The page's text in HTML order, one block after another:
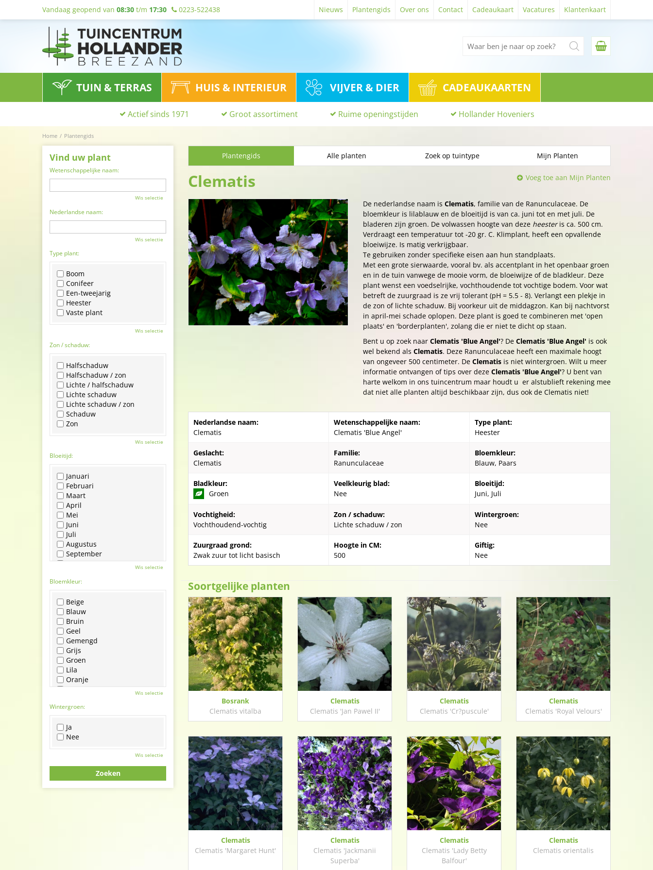
Home Plantengids
Vandaag geopend van 08:30 t/m 17:30 0223-522438 Nieuws Plantengids Over ons Contact Cadeaukaart Vacatures Klantenkaart
TUIN & TERRAS HUIS & INTERIEUR VIJVER & DIER CADEAUKAARTEN
Actief sinds 1971 Groot assortiment Ruime openingstijden Hollander Hoveniers
Plantengids Alle planten Zoek op tuintype Mijn Planten
Clematis Voeg toe aan Mijn Planten
De nederlandse naam is Clematis, familie van de Ranunculaceae. De
bloemkleur is lilablauw en de bloeitijd is van ca. juni tot en met juli. De
bladeren zijn groen. De volwassen hoogte van deze heesteris ca. 500 cm.
Verdraagt een temperatuur tot -20 gr. C. Klimplant, heeft een opvallende
bloeiwijze. Is matig verkrijgbaar.
Te gebruiken zonder specifieke eisen aan hun standplaats.
Met een grote sierwaarde, vooral bv. als accentplant in het openbaar groen
en in de tuin vanwege de mooie vorm, de bloeiwijze of de bladkleur. Deze
plant wenst een voedselrijke, vochthoudende tot vochtige bodem. Voor wat
betreft de zuurgraad is ze vrij tolerant (pH = 5.5 - 8). Verlangt een plekje in
de zon of lichte schaduw. Bij voorkeur uit de middagzon. Kan bij nachtvorst
in april-mei schade oplopen. Deze plant is goed te combineren met 'open
plaats' en 'borderplanten', zolang die er niet te dicht op staan.
Bent u op zoek naar Clematis 'Blue Angel'? De Clematis 'Blue Angel' is ook
wel bekend als Clematis. Deze Ranunculaceae heeft een maximale hoogt
van ongeveer 500 centimeter. De Clematis is niet wintergroen. Wilt u meer
informatie ontvangen of tips over deze Clematis 'Blue Angel'? U bent van
harte welkom in ons tuincentrum maar houdt u er alstublieft rekening mee
dat niet alle planten altijd beschikbaar zijn, dus ook de Clematis niet!
Nederlandse naam:
Clematis
Wetenschappelijke naam:
Clematis 'Blue Angel'
Type plant:
Heester
Geslacht:
Clematis
Familie:
Ranunculaceae
Bloemkleur:
Blauw, Paars
Bladkleur:
Groen
Veelkleurig blad:
Nee
Bloeitijd:
Juni, Juli
Vochtigheid:
Vochthoudend-vochtig
Zon / schaduw:
Lichte schaduw / zon
Wintergroen:
Nee
Zuurgraad grond:
Zwak zuur tot licht basisch
Hoogte in CM:
500
Giftig:
Nee
Soortgelijke planten
Bosrank
Clematis vitalba
Clematis
Clematis 'Jan Pawel II'
Clematis
Clematis 'Cr?puscule'
Clematis
Clematis 'Royal Velours'
Clematis
Clematis 'Margaret Hunt'
Clematis
Clematis 'Jackmanii
Superba'
Clematis
Clematis 'Lady Betty
Balfour'
Clematis
Clematis orientalis
Vind uw plant
Wetenschappelijke naam:
Wis selectie
Nederlandse naam:
Wis selectie
Type plant:
Boom
Conifeer
Een-tweejarig
Heester
Vaste plant
Wis selectie
Zon / schaduw:
Halfschaduw
Halfschaduw / zon
Lichte / halfschaduw
Lichte schaduw
Lichte schaduw / zon
Schaduw
Zon
Wis selectie
Bloeitijd:
Januari
Februari
Maart
April
Mei
Juni
Juli
Augustus
September
Oktober
December
Wis selectie
Bloemkleur:
Beige
Blauw
Bruin
Geel
Gemengd
Grijs
Groen
Lila
Oranje
Paars
Roze
Wit
Zwart
Wis selectie
Wintergroen:
Ja
Nee
Wis selectie